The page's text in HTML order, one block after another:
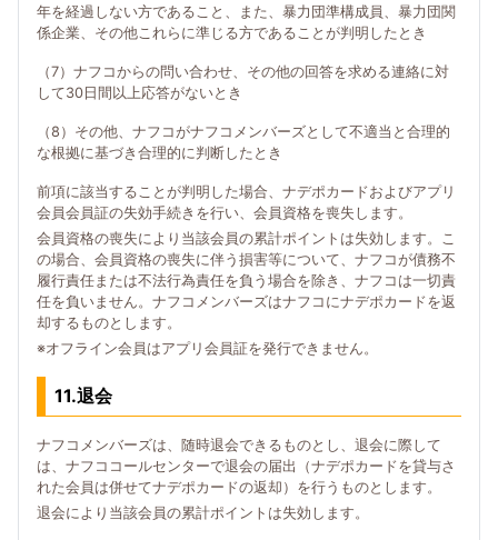
年を経過しない方であること、また、暴力団準構成員、暴力団関
係企業、その他これらに準じる方であることが判明したとき
（7）ナフコからの問い合わせ、その他の回答を求める連絡に対
して30日間以上応答がないとき
（8）その他、ナフコがナフコメンバーズとして不適当と合理的
な根拠に基づき合理的に判断したとき
前項に該当することが判明した場合、ナデポカードおよびアプリ
会員会員証の失効手続きを行い、会員資格を喪失します。
会員資格の喪失により当該会員の累計ポイントは失効します。こ
の場合、会員資格の喪失に伴う損害等について、ナフコが債務不
履行責任または不法行為責任を負う場合を除き、ナフコは一切責
任を負いません。ナフコメンバーズはナフコにナデポカードを返
却するものとします。
※オフライン会員はアプリ会員証を発行できません。
11.退会
ナフコメンバーズは、随時退会できるものとし、退会に際して
は、ナフココールセンターで退会の届出（ナデポカードを貸与さ
れた会員は併せてナデポカードの返却）を行うものとします。
退会により当該会員の累計ポイントは失効します。